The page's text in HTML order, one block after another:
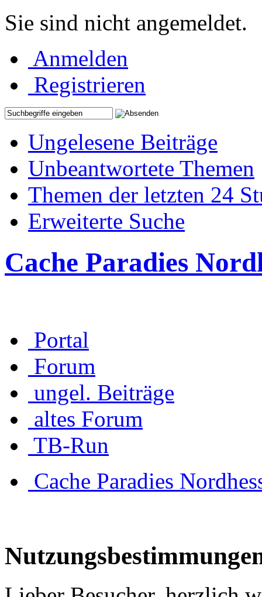
Sie sind nicht angemeldet.
Anmelden
Registrieren
Ungelesene Beiträge
Unbeantwortete Themen
Themen der letzten 24
Erweiterte Suche
Cache Paradies
Portal
Forum
ungel. Beiträge
altes Forum
TB-Run
Cache Paradies